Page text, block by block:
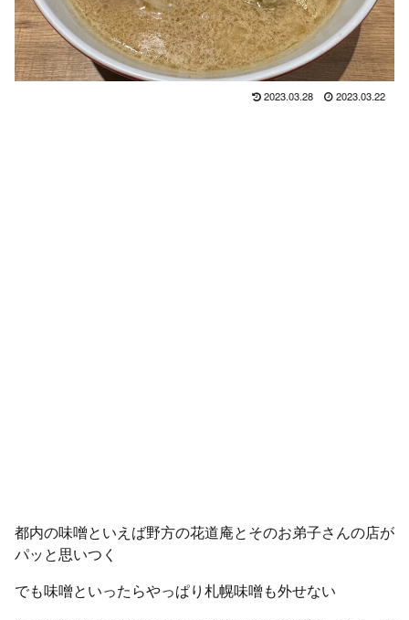
2023.03.28 2023.03.22
都内の味噌といえば野方の花道庵とそのお弟子さんの店が
パッと思いつく
でも味噌といったらやっぱり札幌味噌も外せない